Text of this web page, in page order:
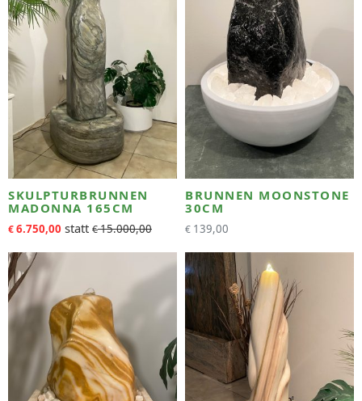
SKULPTURBRUNNEN
MADONNA 165CM
€6.750,00 €15.000,00
BRUNNEN MOONSTONE
30CM
€ 139,00